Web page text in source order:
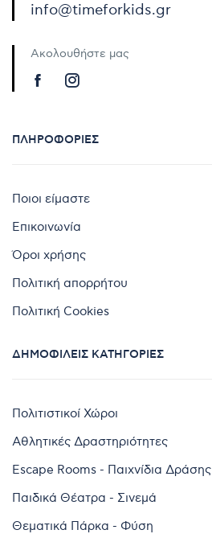
info@timeforkids.gr
Ακολουθήστε μας
ΠΛΗΡΟΦΟΡΊΕΣ
Ποιοι είμαστε
Επικοινωνία
Όροι χρήσης
Πολιτική απορρήτου
Πολιτική Cookies
ΔΗΜΟΦΙΛΕΊΣ ΚΑΤΗΓΟΡΊΕΣ
Πολιτιστικοί Χώροι
Αθλητικές Δραστηριότητες
Escape Rooms - Παιχνίδια Δράσης
Παιδικά Θέατρα - Σινεμά
Θεματικά Πάρκα - Φύση